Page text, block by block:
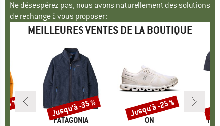
Ne désespérez pas, nous avons naturellement des solutions
de rechange à vous proposer :
MEILLEURES VENTES DE LA BOUTIQUE
%
MARQUE
PATAGONIA
Remise
Jusqu'à -35 %
MARQUE
ON
Remise
Jusqu'à -25 %